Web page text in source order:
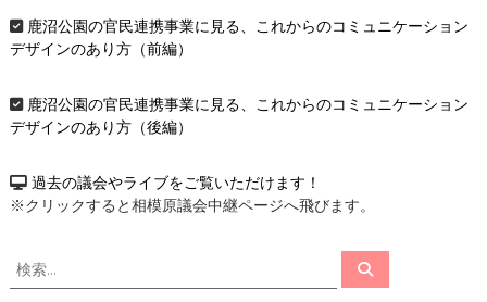
シ
ン
鹿沼公園の官民連携事業に見る、これからのコミュニケーション
デザインのあり方（前編）
鹿沼公園の官民連携事業に見る、これからのコミュニケーション
デザインのあり方（後編）
過去の議会やライブをご覧いただけます！
※クリックすると相模原議会中継ページへ飛びます。
検
索
検
索